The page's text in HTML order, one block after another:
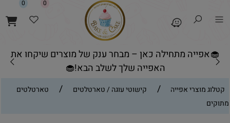
🧁אפייה מתחילה כאן – מבחר ענק של מוצרים שיקחו את
האפייה שלך לשלב הבא!🧁
0 0
קטלוג מוצרי אפייה / קישוטי עוגה / טארטלטים /
טארטלטים
מתוקים